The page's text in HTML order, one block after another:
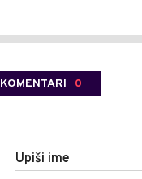
KOMENTARI 0
Upiši ime